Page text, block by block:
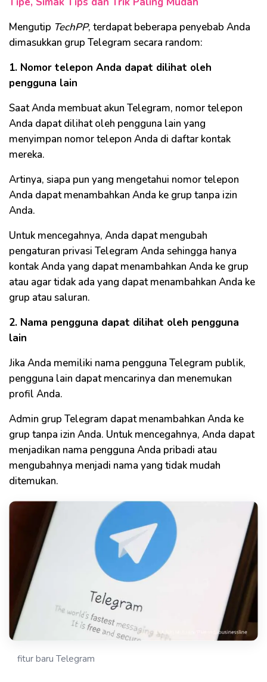
Mengutip TechPP, terdapat beberapa penyebab Anda
dimasukkan grup Telegram secara random:
1. Nomor telepon Anda dapat dilihat oleh
pengguna lain
Saat Anda membuat akun Telegram, nomor telepon
Anda dapat dilihat oleh pengguna lain yang
menyimpan nomor telepon Anda di daftar kontak
mereka.
Artinya, siapa pun yang mengetahui nomor telepon
Anda dapat menambahkan Anda ke grup tanpa izin
Anda.
Untuk mencegahnya, Anda dapat mengubah
pengaturan privasi Telegram Anda sehingga hanya
kontak Anda yang dapat menambahkan Anda ke grup
atau agar tidak ada yang dapat menambahkan Anda ke
grup atau saluran.
2. Nama pengguna dapat dilihat oleh pengguna
lain
Jika Anda memiliki nama pengguna Telegram publik,
pengguna lain dapat mencarinya dan menemukan
profil Anda.
Admin grup Telegram dapat menambahkan Anda ke
grup tanpa izin Anda. Untuk mencegahnya, Anda dapat
menjadikan nama pengguna Anda pribadi atau
mengubahnya menjadi nama yang tidak mudah
ditemukan.
fitur baru Telegram